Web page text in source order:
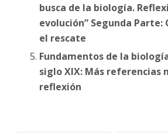
busca de la biología.
evolución” Segunda Parte:
el rescate
Fundamentos de la
siglo XIX: Más referencias
reflexión